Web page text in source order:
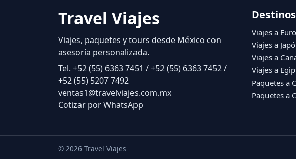
Travel Viajes
Viajes, paquetes y tours desde México con
asesoría personalizada.
Tel. +52 (55) 6363 7451 / +52 (55) 6363 7452 /
+52 (55) 5207 7492
ventas1@travelviajes.com.mx
Cotizar por WhatsApp
Destinos
Viajes a
Viajes a
Viajes a
Viajes a
Paquetes a
Paquetes a
© 2026 Travel Viajes